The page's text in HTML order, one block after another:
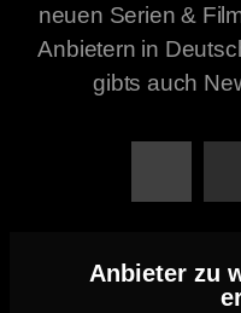
neuen Serien &
Anbietern in
gibts auch
Anbieter zu